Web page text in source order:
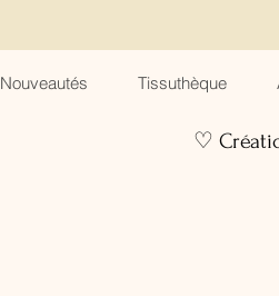
Nouveautés Tissuthèque
♡